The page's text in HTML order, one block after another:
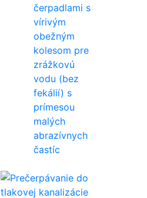
čerpadlami s
vírivým
obežným
kolesom pre
zrážkovú
vodu (bez
fekálií) s
prímesou
malých
abrazívnych
častíc